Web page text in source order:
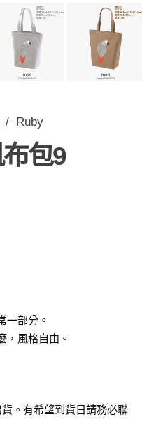
/ Ruby
包9
一部分。
，風格自由。
。有希望到貨日請務必聯